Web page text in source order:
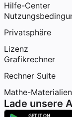
Hilfe-Center
Privatsphäre
Lizenz
Grafikrechner
Rechner Suite
Mathe-Materialien
Lade unsere